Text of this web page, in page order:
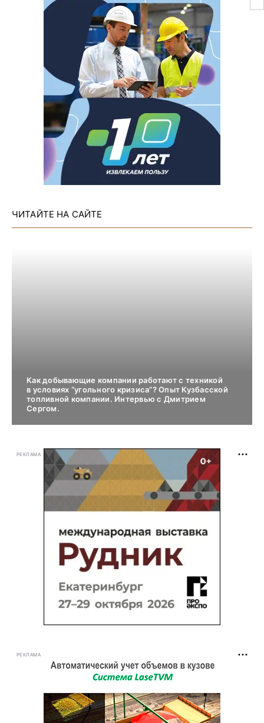
ЧИТАЙТЕ НА САЙТЕ
Как добывающие компании работают с техникой
в условиях “угольного кризиса”? Опыт Кузбасской
топливной компании. Интервью с Дмитрием
Сергом.
РЕКЛАМА
РЕКЛАМА